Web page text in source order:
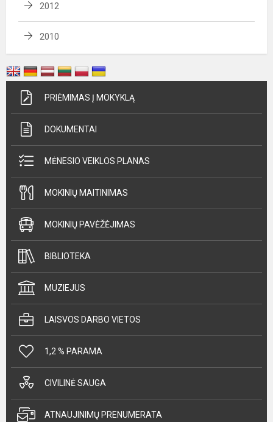
2012
2010
PRIĖMIMAS Į MOKYKLĄ
DOKUMENTAI
MĖNESIO VEIKLOS PLANAS
MOKINIŲ MAITINIMAS
MOKINIŲ PAVĖŽĖJIMAS
BIBLIOTEKA
MUZIEJUS
LAISVOS DARBO VIETOS
1,2 % PARAMA
CIVILINĖ SAUGA
ATNAUJINIMŲ PRENUMERATA